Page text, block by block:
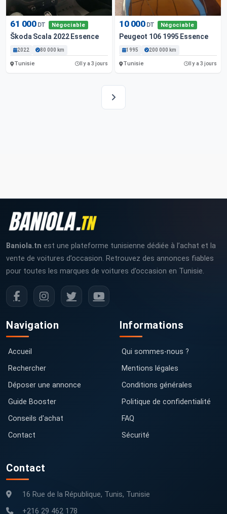
61 000 DT Négociable
Škoda Scala 2022 Essence
2022 80 000 km
Tunisie Il y a 3 jours
10 000 DT Négociable
Peugeot 106 1995 Essence
1995 200 000 km
Tunisie Il y a 3 jours
Baniola.tn est une plateforme tunisienne dédiée à l’achat et la
vente de voitures d’occasion. Retrouvez des annonces fiables
pour toutes les marques de voitures d’occasion en Tunisie.
Navigation
Accueil
Rechercher
Déposer une annonce
Guide Booster
Conseils d'achat
Contact
Informations
Qui sommes-nous ?
Mentions légales
Conditions générales
Politique de confidentialité
FAQ
Sécurité
Contact
16 Rue de la République, Tunis, Tunisie
+216 29 462 178